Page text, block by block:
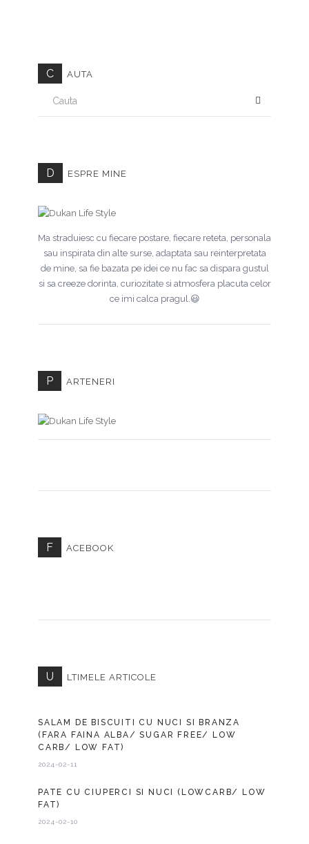
C AUTA
D ESPRE MINE
Ma straduiesc cu fiecare postare, fiecare reteta, personala
sau inspirata din alte surse, adaptata sau reinterpretata
de mine, sa fie bazata pe idei ce nu fac sa dispara gustul
si sa creeze dorinta, curiozitate si atmosfera placuta celor
ce imi calca pragul.😃
P ARTENERI
F ACEBOOK
U LTIMELE ARTICOLE
SALAM DE BISCUITI CU NUCI SI BRANZA
(FARA FAINA ALBA/ SUGAR FREE/ LOW
CARB/ LOW FAT)
2024-02-11
PATE CU CIUPERCI SI NUCI (LOWCARB/ LOW
FAT)
2024-02-10